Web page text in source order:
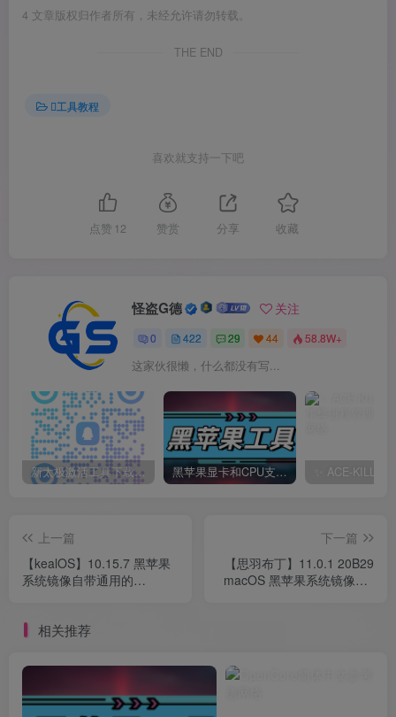
4 文章版权归作者所有，未经允许请勿转载。
THE END
工具教程
喜欢就支持一下吧
点赞 12 赞赏 分享 收藏
怪盗G德 关注
0 422 29 44 58.8W+
这家伙很懒，什么都没有写...
新太极激活工具下载/教程/充值/开户(QQ交流群号749113977) 黑苹果显卡和CPU支持情况以及购买硬件防踩坑指南
上一篇
【kealOS】10.15.7 黑苹果
系统镜像自带通用的
下一篇
【思羽布丁】11.0.1 20B29
macOS 黑苹果系统镜像OC
相关推荐